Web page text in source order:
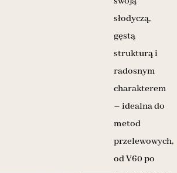
słodyczą,
gęstą
strukturą i
radosnym
charakterem
– idealna do
metod
przelewowych,
od V60 po